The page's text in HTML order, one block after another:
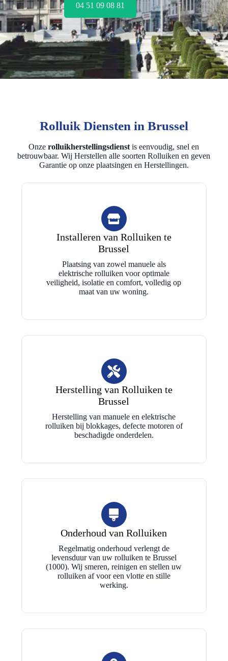
04 51 09 08 81
Rolluik Diensten in Brussel
Onzerolluikherstellingsdienst is eenvoudig, snel en
betrouwbaar. Wij Herstellen alle soorten Rolluiken en geven
Garantie op onze plaatsingen en Herstellingen.
Installeren van Rolluiken te
Brussel
Plaatsing van zowel manuele als
elektrische rolluiken voor optimale
veiligheid, isolatie en comfort, volledig op
maat van uw woning.
Herstelling van Rolluiken te
Brussel
Herstelling van manuele en elektrische
rolluiken bij blokkages, defecte motoren of
beschadigde onderdelen.
Onderhoud van Rolluiken
Regelmatig onderhoud verlengt de
levensduur van uw rolluiken te Brussel
(1000). Wij smeren, reinigen en stellen uw
rolluiken af voor een vlotte en stille
werking.